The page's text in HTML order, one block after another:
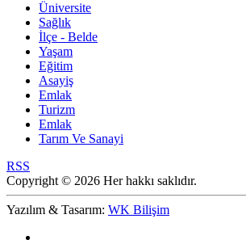
Üniversite
Sağlık
İlçe - Belde
Yaşam
Eğitim
Asayiş
Emlak
Turizm
Emlak
Tarım Ve Sanayi
RSS
Copyright © 2026 Her hakkı saklıdır.
Yazılım & Tasarım: WK Bilişim